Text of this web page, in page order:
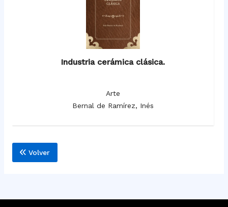
Industria cerámica clásica.
Arte
Bernal de Ramírez, Inés
Volver